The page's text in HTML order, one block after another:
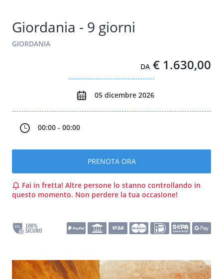
Giordania - 9 giorni
GIORDANIA
DA € 1.630,00
05 dicembre 2026
00:00 - 00:00
PRENOTA ORA
Fai in fretta! Altre persone lo stanno controllando in
questo momento. Non perdere la tua occasione!